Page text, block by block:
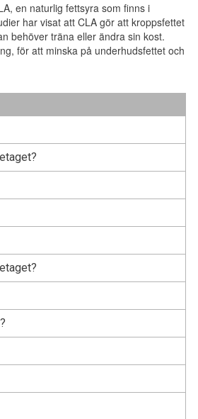
en naturlig fettsyra som finns i
har visat att CLA gör att kroppsfettet
behöver träna eller ändra sin kost.
för att minska på underhudsfettet och